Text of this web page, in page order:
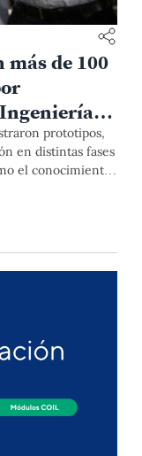
más de 100
prototipos,
en distintas fases
el conocimiento
concretos